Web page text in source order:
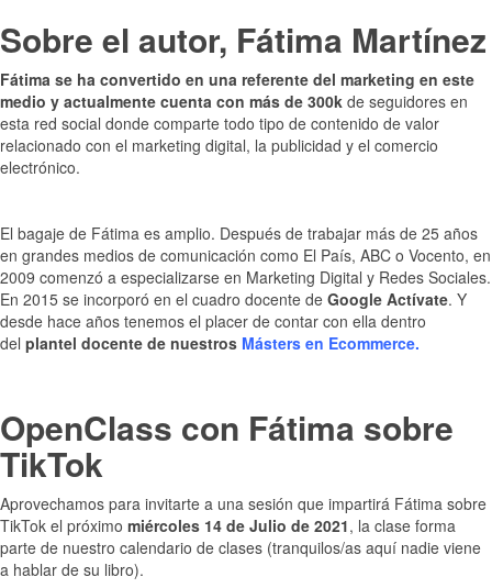
Sobre el autor, Fátima Martínez
Fátima se ha convertido en una referente del marketing en este
medio y actualmente cuenta con más de 300k de seguidores en
esta red social donde comparte todo tipo de contenido de valor
relacionado con el marketing digital, la publicidad y el comercio
electrónico.
El bagaje de Fátima es amplio. Después de trabajar más de 25 años
en grandes medios de comunicación como El País, ABC o Vocento, en
2009 comenzó a especializarse en Marketing Digital y Redes Sociales.
En 2015 se incorporó en el cuadro docente de Google Actívate. Y
desde hace años tenemos el placer de contar con ella dentro
del plantel docente de nuestros Másters en Ecommerce.
OpenClass con Fátima sobre
TikTok
Aprovechamos para invitarte a una sesión que impartirá Fátima sobre
TikTok el próximo miércoles 14 de Julio de 2021, la clase forma
parte de nuestro calendario de clases (tranquilos/as aquí nadie viene
a hablar de su libro).